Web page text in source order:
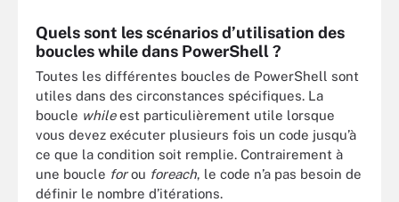
Quels sont les scénarios d’utilisation des
boucles while dans PowerShell ?
Toutes les différentes boucles de PowerShell sont
utiles dans des circonstances spécifiques. La
boucle whileest particulièrement utile lorsque
vous devez exécuter plusieurs fois un code jusqu’à
ce que la condition soit remplie. Contrairement à
une boucle forou foreach, le code n’a pas besoin de
définir le nombre d’itérations.